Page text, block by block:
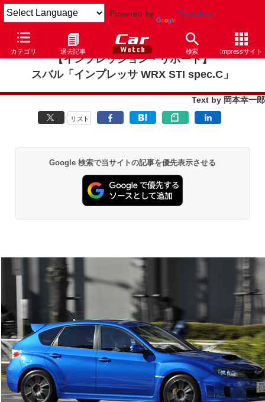
Powered by Translate
カテゴリ 過去記事 検索 Impressサイト
【インプレッション・リポート】
スバル「インプレッサ WRX STI spec.C」
Text by 岡本幸一郎
リスト
Google 検索で当サイトの記事を優先表示させる